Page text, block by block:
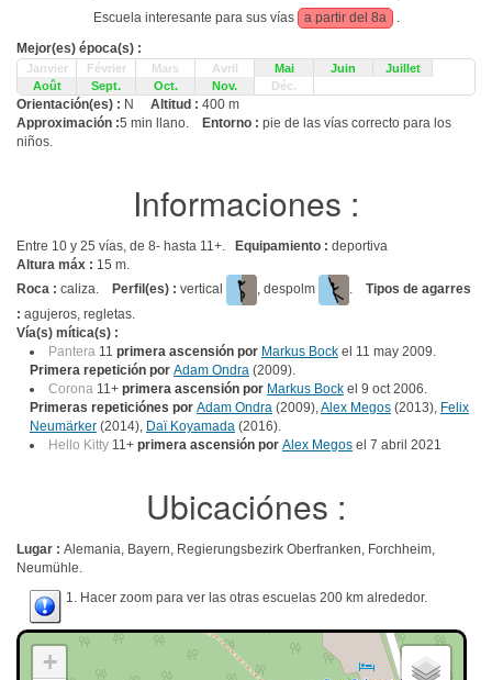
Escuela interesante para sus vías a partir del 8a
.
Mejor(es) época(s) :
Janvier Février Mars Avril Mai Juin
Juillet
Août
Sept. Oct. Nov. Déc.
Orientación(es) : N Altitud : 400 m
Approximación :5 min llano. Entorno : pie de las vías correcto para los
niños.
Informaciones :
Entre 10 y 25 vías, de 8- hasta 11+. Equipamiento : deportiva
Altura máx : 15 m.
Roca : caliza. Perfil(es) : vertical , despolm . Tipos de agarres
: agujeros, regletas.
Vía(s) mítica(s) :
Pantera 11 primera ascensión por Markus Bock el 11 may 2009.
Primera repetición por Adam Ondra (2009).
Corona 11+ primera ascensión por Markus Bock el 9 oct 2006.
Primeras repeticiónes por Adam Ondra (2009),Alex Megos (2013), Felix
Neumärker (2014), Daï Koyamada (2016).
Hello Kitty 11+ primera ascensión por Alex Megos el 7 abril 2021
Ubicaciónes :
Lugar : Alemania, Bayern, Regierungsbezirk Oberfranken, Forchheim,
Neumühle.
1. Hacer zoom para ver las otras escuelas 200 km alrededor.
+